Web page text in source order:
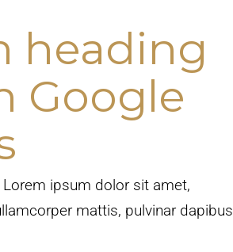
heading
Google
ipsum dolor sit amet,
mattis, pulvinar dapibus